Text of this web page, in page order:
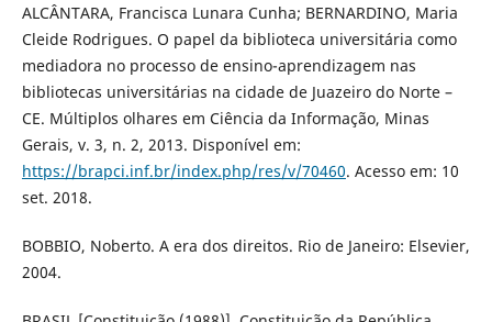
ALCÂNTARA, Francisca Lunara Cunha; BERNARDINO, Maria
Cleide Rodrigues. O papel da biblioteca universitária como
mediadora no processo de ensino-aprendizagem nas
bibliotecas universitárias na cidade de Juazeiro do Norte –
CE. Múltiplos olhares em Ciência da Informação, Minas
Gerais, v. 3, n. 2, 2013. Disponível em:
https://brapci.inf.br/index.php/res/v/70460. Acesso em: 10
set. 2018.
BOBBIO, Noberto. A era dos direitos. Rio de Janeiro: Elsevier,
2004.